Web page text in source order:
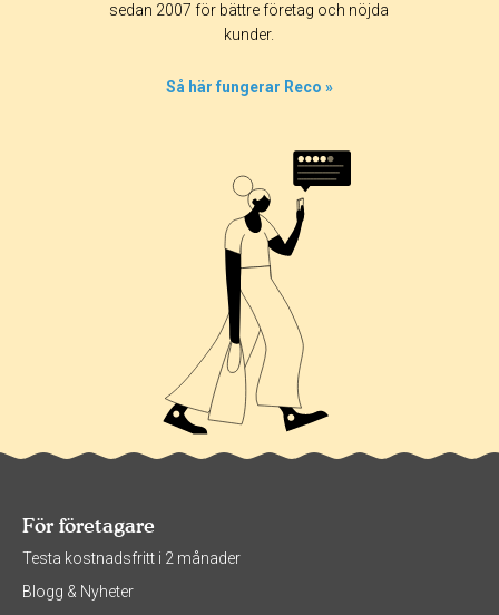
sedan 2007 för bättre företag och nöjda
kunder.
Så här fungerar Reco »
För företagare
Testa kostnadsfritt i 2 månader
Blogg & Nyheter